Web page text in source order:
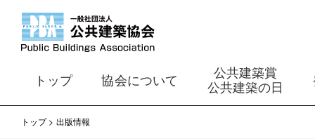
トップ 協会について
公共建築賞
公共建築の日
トップ 出版情報